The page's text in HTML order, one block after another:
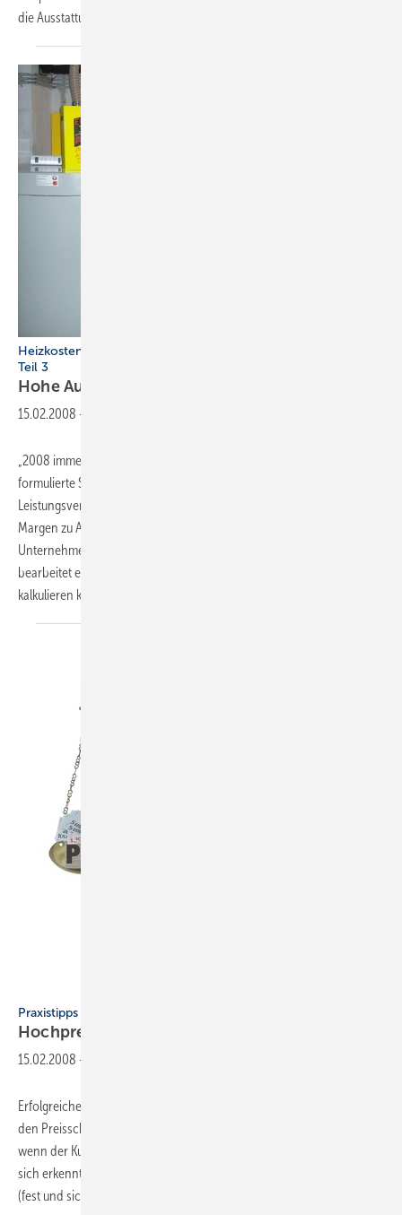
die Ausstattung für die
Heizkostenspar-Konzept: Aufträge, die richtig Laune machen,
Teil 3
Hohe Auslastungen und
15.02.2008 -
„2008 immer ertragreich und dabei so ausgelastet sein wie 2007“ – so
formulierte SHK-Handwerker Theo Erhardt seinen Neujahrs-Wunsch.
Leistungsverzeichnisse ausfüllen und hoffen, dass es mit knappen
Margen zu Aufträgen kommt, gibt es bei ihm nicht mehr. Seit der SHK-
Unternehmer das „Heizkostenspar-Konzept“ für sich entdeckt hat,
bearbeitet er nur noch Anfragen, die er mit ordentlichen Erträgen
kalkulieren kann. Und dies mit wachsendem
Praxistipps für SHK-Handwerker
Hochpreisig
15.02.2008 -
Erfolgreiche Handwerker wissen, dass sie am Anfang der Beratung
den Preisschock beim Kunden unbedingt vermeiden müssen. Erst
wenn der Kunde den Nutzen von Produkt, Handwerksleistung etc. für
sich erkennt, bekommt „Ihr“ Preis den richtigen Stellenwert und kann
(fest und sicher) genannt